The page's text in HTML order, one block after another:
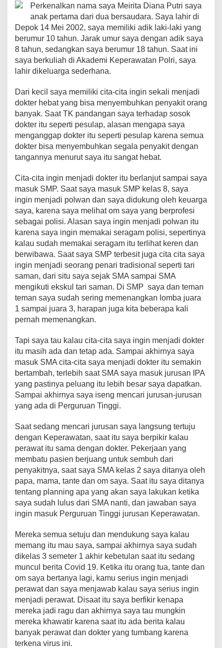
b
o
o
k
A
p
p
st Li
n
k
a
m
Perkenalkan nama saya Meirita Diana Putri saya
anak pertama dari dua bersaudara. Saya lahir di
Depok 14 Mei 2002, saya memiliki adik laki-laki yang
berumur 10 tahun. Jarak umur saya dengan adik saya
8 tahun, sedangkan saya berumur 18 tahun. Saat ini
saya berkuliah di Akademi Keperawatan Polri, saya
lahir dikeluarga sederhana.
Dari kecil saya memiliki cita-cita ingin sekali menjadi
dokter hebat yang bisa menyembuhkan penyakit orang
banyak. Saat TK pandangan saya terhadap sosok
dokter itu seperti pesulap, alasan mengapa saya
menganggap dokter itu seperti pesulap karena semua
dokter bisa menyembuhkan segala penyakit dengan
tangannya menurut saya itu sangat hebat.
Cita-cita ingin menjadi dokter itu berlanjut sampai saya
masuk SMP. Saat saya masuk SMP kelas 8, saya
ingin menjadi polwan dan saya didukung oleh keuarga
saya, karena saya melihat om saya yang berprofesi
sebagai polisi. Alasan saya ingin menjadi polwan itu
karena saya ingin memakai seragam polisi, sepertinya
kalau sudah memakai seragam itu terlihat keren dan
berwibawa. Saat saya SMP terbesit juga cita cita saya
ingin menjadi seorang penari tradisional seperti tari
saman, dari situ saya sejak SMA sampai SMA
mengikuti ekskul tari saman. Di SMP saya dan teman
teman saya sudah sering memenangkan lomba juara
1 sampai juara 3, harapan juga kita beberapa kali
pernah memenangkan.
Tapi saya tau kalau cita-cita saya ingin menjadi dokter
itu masih ada dan tetap ada. Sampai akhirnya saya
masuk SMA cita-cita saya menjadi dokter itu semakin
bertambah, terlebih saat SMA saya masuk jurusan IPA
yang pastinya peluang itu lebih besar saya dapatkan.
Sampai akhirnya saya iseng mencari jurusan-jurusan
yang ada di Perguruan Tinggi.
Saat sedang mencari jurusan saya langsung tertuju
dengan Keperawatan, saat itu saya berpikir kalau
perawat itu sama dengan dokter. Pekerjaan yang
membatu pasien berjuang untuk sembuh dari
penyakitnya, saat saya SMA kelas 2 saya ditanya oleh
papa, mama, tante dan om saya. Saat itu saya ditanya
tentang planning apa yang akan saya lakukan ketika
saya sudah lulus dari SMA nanti, dan jawaban saya
ingin masuk Perguruan Tinggi jurusan Keperawatan.
Mereka semua setuju dan mendukung saya kalau
memang itu mau saya, sampai akhirnya saya sudah
dikelas 3 semeter 1 akhir kebetulan saat itu sedang
muncul berita Covid 19. Ketika itu orang tua, tante dan
om saya bertanya lagi, kamu serius ingin menjadi
perawat dan saya menjawab kalau saya serius ingin
menjadi perawat. Disaat itu saya berfikir kenapa
mereka jadi ragu dan akhirnya saya tau mungkin
mereka khawatir karena saat itu ada berita kalau
banyak perawat dan dokter yang tumbang karena
terkena virus ini.